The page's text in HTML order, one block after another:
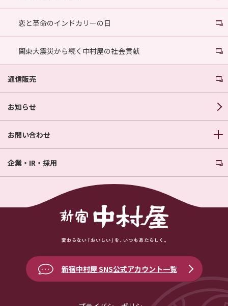
恋と革命のインドカリーの日
関東大震災から続く中村屋の社会貢献
通信販売
お知らせ
お問い合わせ
企業・IR・採用
新宿中村屋 SNS公式アカウント一覧